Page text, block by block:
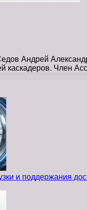
Андрей
каскадеров. Член
и поддержания